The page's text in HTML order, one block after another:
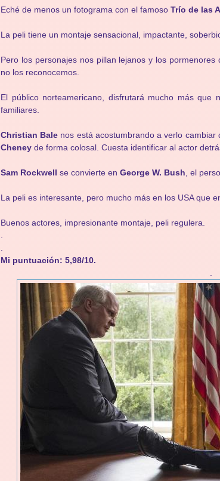
Eché de menos un fotograma con el famoso Trío de las
La peli tiene un montaje sensacional, impactante,
Pero los personajes nos pillan lejanos y los
no los reconocemos.
El público norteamericano, disfrutará mucho más que
familiares.
Christian Bale nos está acostumbrando a verlo
Cheney de forma colosal. Cuesta identificar al actor
Sam Rockwell se convierte en George W. Bush , el
La peli es interesante, pero mucho más en los USA que
Buenos actores, impresionante montaje, peli regulera.
Mi puntuación: 5,98/10.